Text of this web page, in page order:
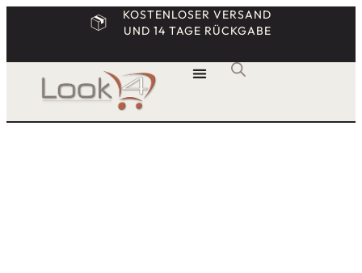
KOSTENLOSER VERSAND
UND 14 TAGE RÜCKGABE